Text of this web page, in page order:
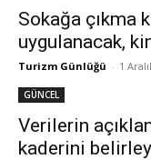
Sokağa çıkma
uygulanacak,
Turizm Günlüğü - 1
GÜNCEL
Verilerin
kaderini